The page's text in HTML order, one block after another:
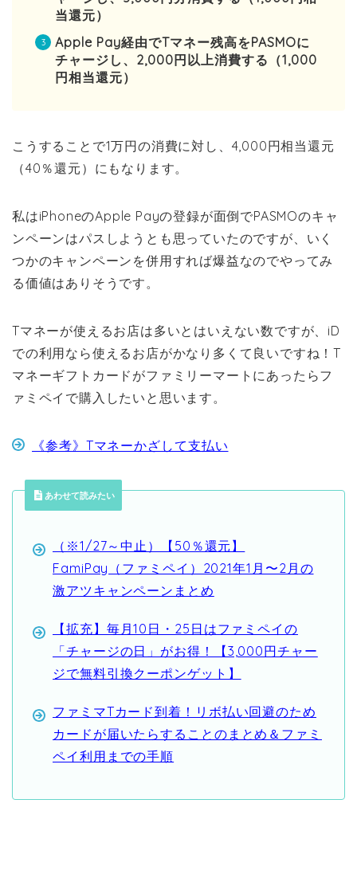
当還元）
Apple Pay経由でTマネー残高をPASMOに
チャージし、2,000円以上消費する（1,000
円相当還元）
こうすることで1万円の消費に対し、4,000円相当還元
（40％還元）にもなります。
私はiPhoneのApple Payの登録が面倒でPASMOのキャ
ンペーンはパスしようとも思っていたのですが、いく
つかのキャンペーンを併用すれば爆益なのでやってみ
る価値はありそうです。
Tマネーが使えるお店は多いとはいえない数ですが、iD
での利用なら使えるお店がかなり多くて良いですね！T
マネーギフトカードがファミリーマートにあったらフ
ァミペイで購入したいと思います。
《参考》Tマネーかざして支払い
あわせて読みたい
（※1/27～中止）【50％還元】
FamiPay（ファミペイ）2021年1月〜2月の
激アツキャンペーンまとめ
【拡充】毎月10日・25日はファミペイの
「チャージの日」がお得！【3,000円チャー
ジで無料引換クーポンゲット】
ファミマTカード到着！リボ払い回避のため
カードが届いたらすることのまとめ＆ファミ
ペイ利用までの手順